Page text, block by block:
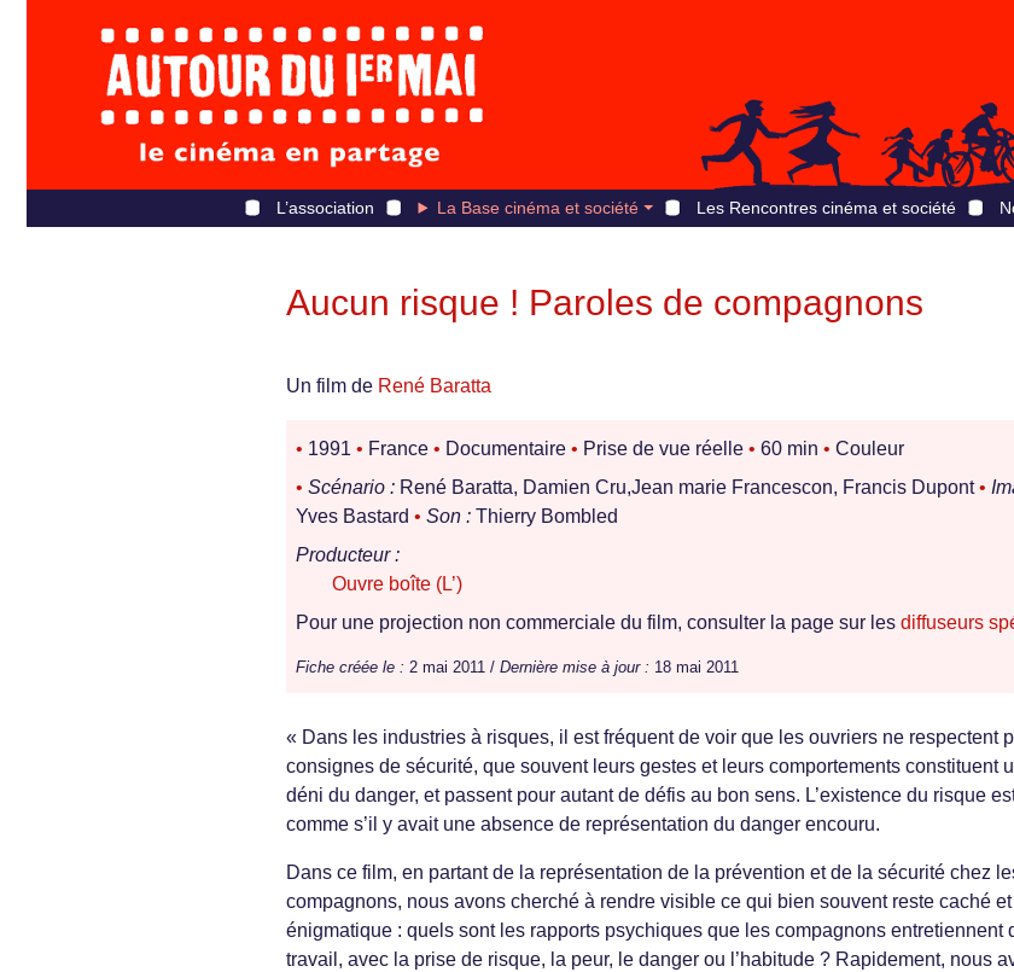
L’association La Base cinéma et société Les Rencontres cinéma et société
Aucun risque ! Paroles de compagnons
Un film de René Baratta
• 1991 • France • Documentaire • Prise de vue réelle • 60 min • Couleur
• Scénario : René Baratta, Damien Cru,Jean marie Francescon, Francis Dupont•
Yves Bastard • Son : Thierry Bombled
Producteur :
Ouvre boîte (L’)
Pour une projection non commerciale du film, consulter la page sur les diffuseurs
Fiche créée le : 2 mai 2011 / Dernière mise à jour : 18 mai 2011
« Dans les industries à risques, il est fréquent de voir que les ouvriers ne respectent
consignes de sécurité, que souvent leurs gestes et leurs comportements constituent
déni du danger, et passent pour autant de défis au bon sens. L’existence du risque
comme s’il y avait une absence de représentation du danger encouru.
Dans ce film, en partant de la représentation de la prévention et de la sécurité chez
compagnons, nous avons cherché à rendre visible ce qui bien souvent reste caché et
énigmatique : quels sont les rapports psychiques que les compagnons entretiennent
travail, avec la prise de risque, la peur, le danger ou l’habitude ? Rapidement, nous